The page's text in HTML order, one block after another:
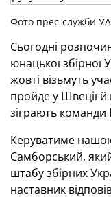
Фото прес-служби
Сьогодні
юнацької збірної
жовті візьмуть
пройде у Швеції й
зіграють команди
Керуватиме
Самборський,
штабу збірних
наставник